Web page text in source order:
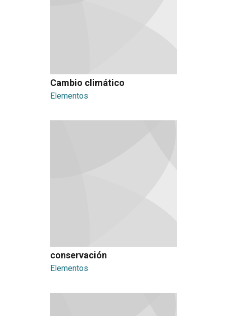
Cambio climático
Elementos
conservación
Elementos